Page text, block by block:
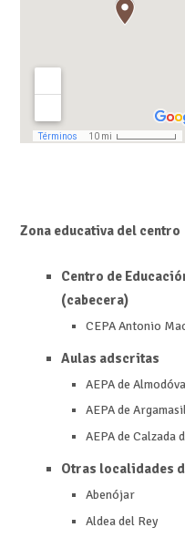
Zona educativa del centro
Centro de
(cabecera)
CEPA Antonio
Aulas adscritas
AEPA de
AEPA de
AEPA de Calzada
Otras localidades
Abenójar
Aldea del Rey